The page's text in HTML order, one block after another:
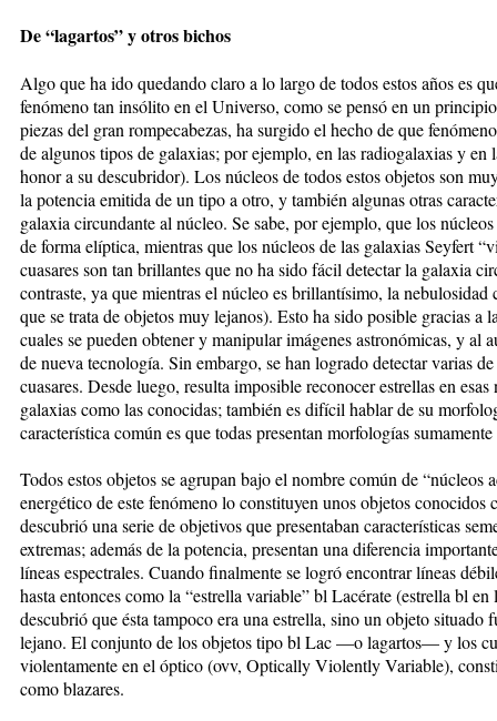
De “lagartos” y otros bichos
Algo que ha ido quedando claro a lo largo de todos estos años es
fenómeno tan insólito en el Universo, como se pensó en un
piezas del gran rompecabezas, ha surgido el hecho de que
de algunos tipos de galaxias; por ejemplo, en las radiogalaxias y en
honor a su descubridor). Los núcleos de todos estos objetos son
la potencia emitida de un tipo a otro, y también algunas otras
galaxia circundante al núcleo. Se sabe, por ejemplo, que los
de forma elíptica, mientras que los núcleos de las galaxias Seyfert
cuasares son tan brillantes que no ha sido fácil detectar la galaxia
contraste, ya que mientras el núcleo es brillantísimo, la
que se trata de objetos muy lejanos). Esto ha sido posible gracias a
cuales se pueden obtener y manipular imágenes astronómicas, y al
de nueva tecnología. Sin embargo, se han logrado detectar varias
cuasares. Desde luego, resulta imposible reconocer estrellas en
galaxias como las conocidas; también es difícil hablar de su
característica común es que todas presentan morfologías
Todos estos objetos se agrupan bajo el nombre común de “núcleos
energético de este fenómeno lo constituyen unos objetos conocidos
descubrió una serie de objetivos que presentaban características
extremas; además de la potencia, presentan una diferencia
líneas espectrales. Cuando finalmente se logró encontrar líneas
hasta entonces como la “estrella variable” bl Lacérate (estrella bl
descubrió que ésta tampoco era una estrella, sino un objeto situado
lejano. El conjunto de los objetos tipo bl Lac —o lagartos— y los
violentamente en el óptico (ovv, Optically Violently Variable),
como blazares.